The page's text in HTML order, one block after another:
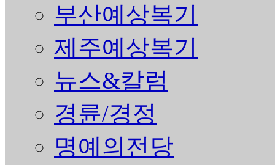
부산예상복기
제주예상복기
뉴스&칼럼
경륜/경정
명예의전당